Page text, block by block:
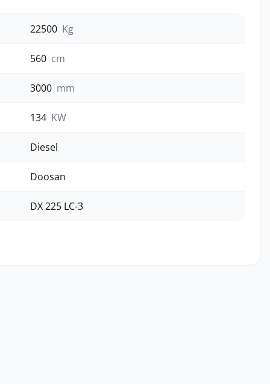
22500 Kg
560 cm
3000 mm
134 KW
Diesel
Doosan
DX 225 LC-3